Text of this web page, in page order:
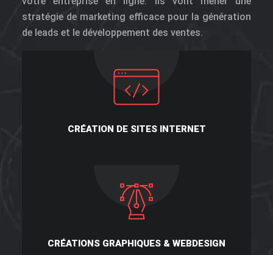
stratégie de marketing efficace pour la génération
de leads et le développement des ventes.
CRÉATION DE SITES INTERNET
CRÉATIONS GRAPHIQUES & WEBDESIGN